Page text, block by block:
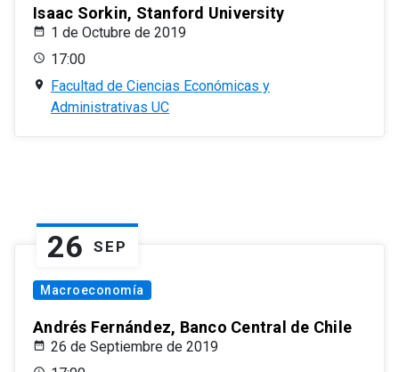
Isaac Sorkin, Stanford University
1 de Octubre de 2019
17:00
Facultad de Ciencias Económicas y
Administrativas UC
26 SEP
Macroeconomía
Andrés Fernández, Banco Central de Chile
26 de Septiembre de 2019